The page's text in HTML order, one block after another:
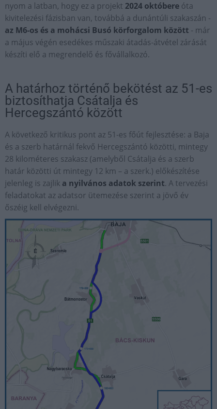
nyom a latban, hogy ez a projekt 2024 októbere óta
kivitelezési fázisban van, továbbá a dunántúli szakaszán -
az M6-os és a mohácsi Busó körforgalom között - már
a május végén esedékes műszaki átadás-átvétel zárását
készíti elő a megrendelő és fővállalkozó.
A határhoz történő bekötést az 51-es
biztosíthatja Csátalja és
Hercegszántó között
A következő kritikus pont az 51-es főút fejlesztése: a Baja
és a szerb határnál fekvő Hercegszántó közötti, mintegy
28 kilométeres szakasz (amelyből Csátalja és a szerb
határ közötti út mintegy 12 km – a szerk.) előkészítése
jelenleg is zajlik a nyilvános adatok szerint. A tervezési
feladatokat az adatsor ütemezése szerint a jövő év
őszéig kell elvégezni.